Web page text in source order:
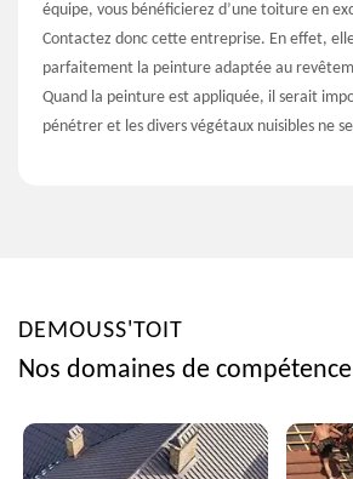
équipe, vous bénéficierez d’une toiture en
Contactez donc cette entreprise. En effet,
parfaitement la peinture adaptée au
Quand la peinture est appliquée, il serait
pénétrer et les divers végétaux nuisibles ne
DEMOUSS'TOIT
Nos domaines de compétence